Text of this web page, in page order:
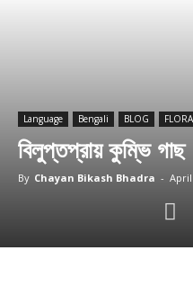
Language Bengali BLOG FLORA
বিলুপ্তপ্রায় কুম্ভি গাছ
By Chayan Bikash Bhadra - April